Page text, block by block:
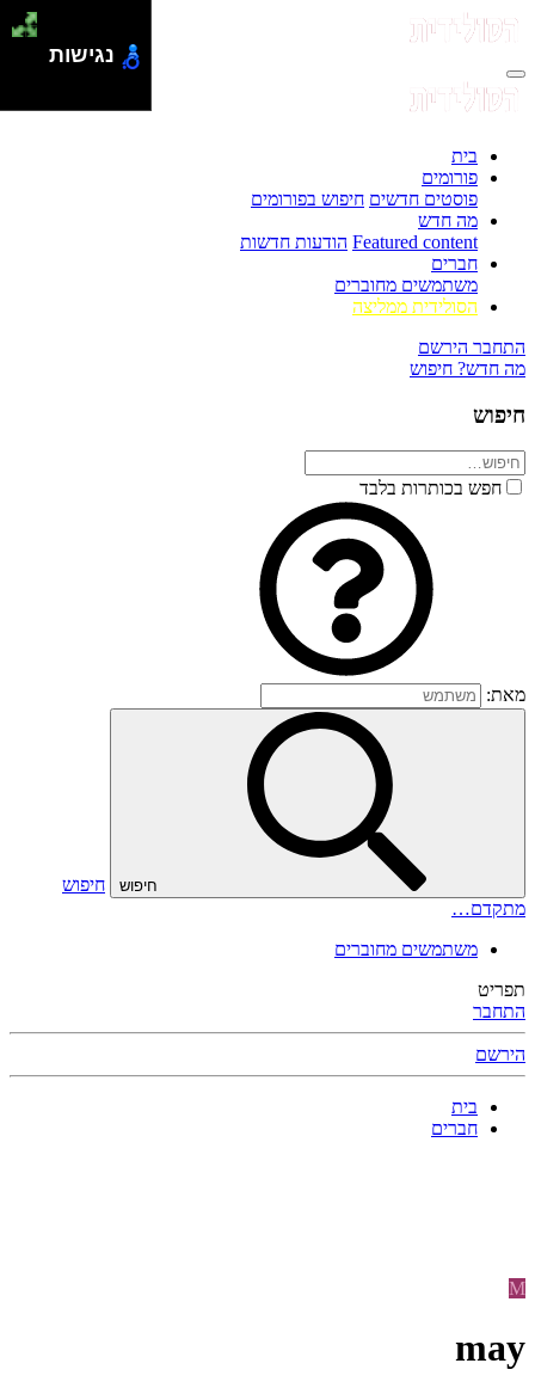
בית
פורומים
פוסטים חדשים חיפוש בפורומים
מה חדש
Featured content הודעות חדשות
חברים
משתמשים מחוברים
הסולידית ממליצה
התחבר הירשם
מה חדש? חיפוש
חיפוש
חפש בכותרות בלבד
מאת:
חיפוש
חיפוש
מתקדם…
משתמשים מחוברים
תפריט
התחבר
הירשם
בית
חברים
M
may
נגישות